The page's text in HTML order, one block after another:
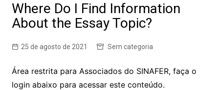
Where Do I Find Information
About the Essay Topic?
25 de agosto de 2021 Sem categoria
Área restrita para Associados do SINAFER, faça o
login abaixo para acessar este conteúdo.